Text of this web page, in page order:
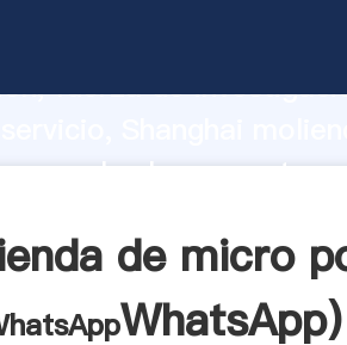
fuerza de
el valor y aporta
de micro
WhatsApp)